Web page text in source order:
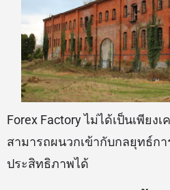
Forex Factory ไม่ได้เป็นเพียง
สามารถผนวกเข้ากับกลยุทธ์กา
ประสิทธิภาพได้